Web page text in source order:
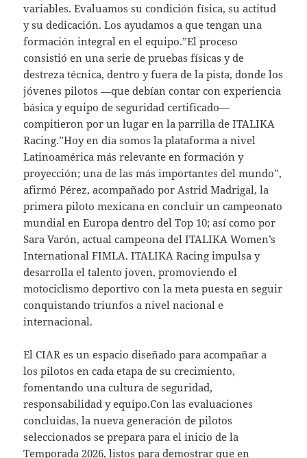
variables. Evaluamos su condición física, su actitud
y su dedicación. Los ayudamos a que tengan una
formación integral en el equipo.”El proceso
consistió en una serie de pruebas físicas y de
destreza técnica, dentro y fuera de la pista, donde los
jóvenes pilotos —que debían contar con experiencia
básica y equipo de seguridad certificado—
compitieron por un lugar en la parrilla de ITALIKA
Racing.”Hoy en día somos la plataforma a nivel
Latinoamérica más relevante en formación y
proyección; una de las más importantes del mundo”,
afirmó Pérez, acompañado por Astrid Madrigal, la
primera piloto mexicana en concluir un campeonato
mundial en Europa dentro del Top 10; así como por
Sara Varón, actual campeona del ITALIKA Women’s
International FIMLA. ITALIKA Racing impulsa y
desarrolla el talento joven, promoviendo el
motociclismo deportivo con la meta puesta en seguir
conquistando triunfos a nivel nacional e
internacional.
El CIAR es un espacio diseñado para acompañar a
los pilotos en cada etapa de su crecimiento,
fomentando una cultura de seguridad,
responsabilidad y equipo.Con las evaluaciones
concluidas, la nueva generación de pilotos
seleccionados se prepara para el inicio de la
Temporada 2026, listos para demostrar que en